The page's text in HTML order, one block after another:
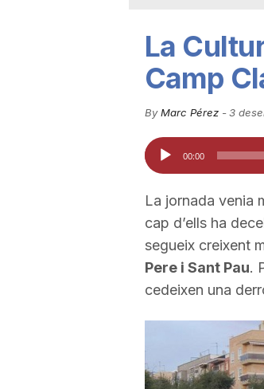
u
t
a
d
T
La
Camp
By Marc Pérez- 3
Reproductor
d'àudio
00:00
La jornada venia
cap d’ells ha
segueix creixent
Pere i Sant Pau.
cedeixen una